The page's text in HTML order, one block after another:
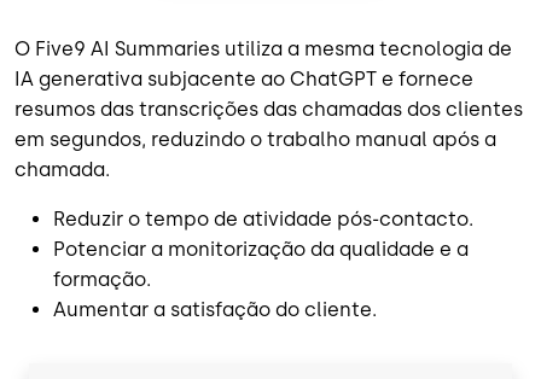
O Five9 AI Summaries utiliza a mesma tecnologia de
IA generativa subjacente ao ChatGPT e fornece
resumos das transcrições das chamadas dos clientes
em segundos, reduzindo o trabalho manual após a
chamada.
Reduzir o tempo de atividade pós-contacto.
Potenciar a monitorização da qualidade e a
formação.
Aumentar a satisfação do cliente.